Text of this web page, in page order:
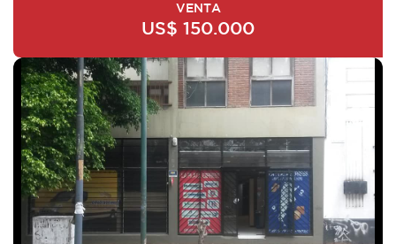
VENTA
US$ 150.000
Next